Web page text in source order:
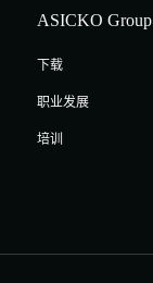
ASICKO Group
下载
职业发展
培训